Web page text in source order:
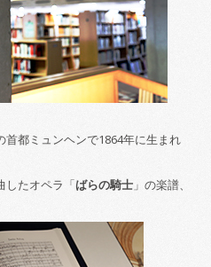
都ミュンヘンで1864年に生まれ
したオペラ「ばらの騎士 」の楽譜、